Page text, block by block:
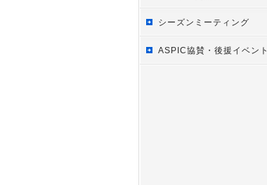
シーズンミーティング
ASPIC協賛・後援イベント